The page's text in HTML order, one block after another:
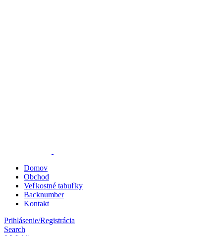
Domov
Obchod
Veľkostné tabuľky
Backnumber
Kontakt
Prihlásenie/Registrácia
Search